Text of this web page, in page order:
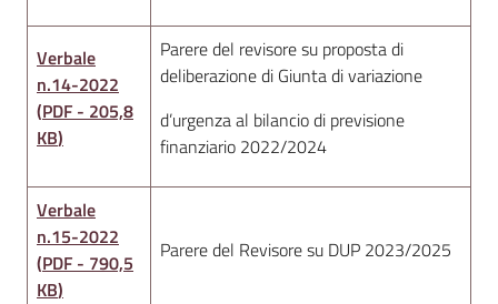
Verbale
n.14-2022
(PDF - 205,8
KB)
Parere del revisore su proposta di
deliberazione di Giunta di variazione
d’urgenza al bilancio di previsione
finanziario 2022/2024
Verbale
n.15-2022
(PDF - 790,5
KB)
Parere del Revisore su DUP 2023/2025